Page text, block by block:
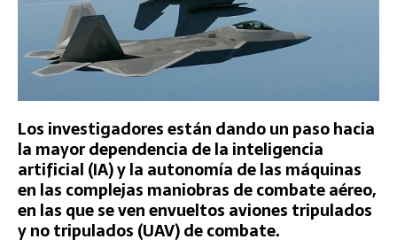
Los investigadores están dando un paso hacia
la mayor dependencia de la inteligencia
artificial (IA) y la autonomía de las máquinas
en las complejas maniobras de combate aéreo,
en las que se ven envueltos aviones tripulados
y no tripulados (UAV) de combate.